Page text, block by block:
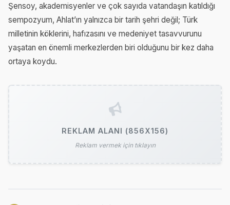
Şensoy, akademisyenler ve çok sayıda vatandaşın katıldığı
sempozyum, Ahlat’ın yalnızca bir tarih şehri değil; Türk
milletinin köklerini, hafızasını ve medeniyet tasavvurunu
yaşatan en önemli merkezlerden biri olduğunu bir kez daha
ortaya koydu.
REKLAM ALANI (856X156)
Reklam vermek için tıklayın